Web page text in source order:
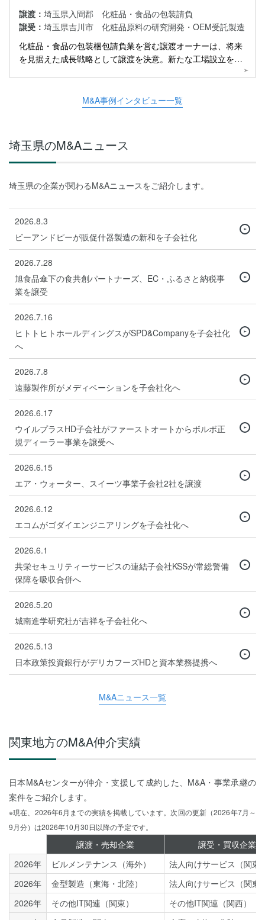
譲渡： 埼玉県入間郡 化粧品・食品の包装請負
譲受： 埼玉県吉川市 化粧品原料の研究開発・OEM受託製造
化粧品・食品の包装梱包請負業を営む譲渡オーナーは、将来
を見据えた成長戦略として譲渡を決意。新たな工場設立を控
M&A事例インタビュー一覧
埼玉県のM&Aニュース
埼玉県の企業が関わるM&Aニュースをご紹介します。
2026.8.3
ビーアンドピーが販促什器製造の新和を子会社化
2026.7.28
旭食品傘下の食共創パートナーズ、EC・ふるさと納税事
業を譲受
2026.7.16
ヒトトヒトホールディングスがSPD&Companyを子会社化
へ
2026.7.8
遠藤製作所がメディベーションを子会社化へ
2026.6.17
ウイルプラスHD子会社がファーストオートからボルボ正
規ディーラー事業を譲受へ
2026.6.15
エア・ウォーター、スイーツ事業子会社2社を譲渡
2026.6.12
エコムがゴダイエンジニアリングを子会社化へ
2026.6.1
共栄セキュリティーサービスの連結子会社KSSが常総警備
保障を吸収合併へ
2026.5.20
城南進学研究社が吉祥を子会社化へ
2026.5.13
日本政策投資銀行がデリカフーズHDと資本業務提携へ
M&Aニュース一覧
関東地方のM&A仲介実績
日本M&Aセンターが仲介・支援して成約した、M&A・事業承継の
案件をご紹介します。
※現在、2026年6月までの実績を掲載しています。次回の更新（2026年7月～
9月分）は2026年10月30日以降の予定です。
譲渡・売却企業
譲受・買収企業
2026年
ビルメンテナンス（海外）
法人向けサービス（関東
2026年
金型製造（東海・北陸）
法人向けサービス（関東
2026年
その他IT関連（関東）
その他IT関連（関西）